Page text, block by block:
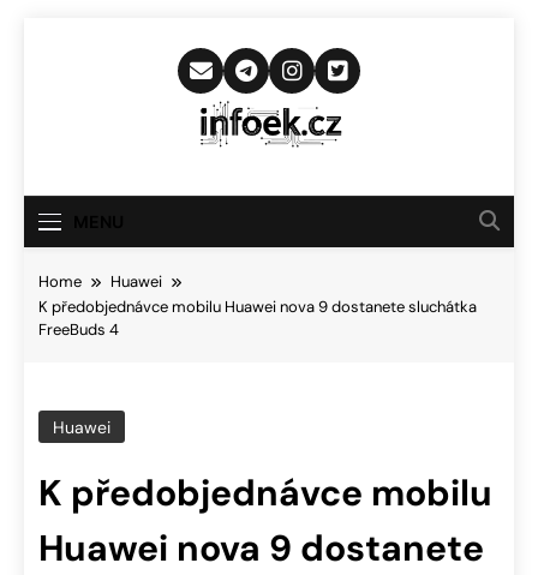
Infoek.cz
Novinkám
Home
Huawei
K předobjednávce mobilu Huawei nova 9 dostanete sluchátka
FreeBuds 4
Huawei
K předobjednávce mobilu
Huawei nova 9 dostanete